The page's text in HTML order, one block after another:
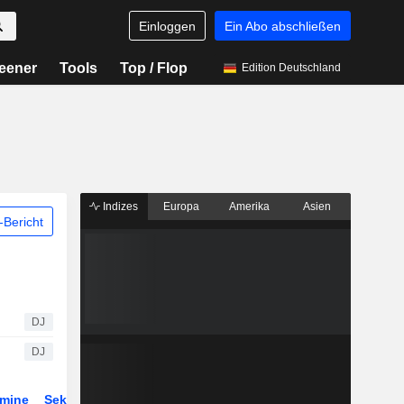
Einloggen Ein Abo abschließen
Tools Top / Flop Edition Deutschland
Bericht
DJ
DJ
Sektor
Indizes Europa Amerika Asien